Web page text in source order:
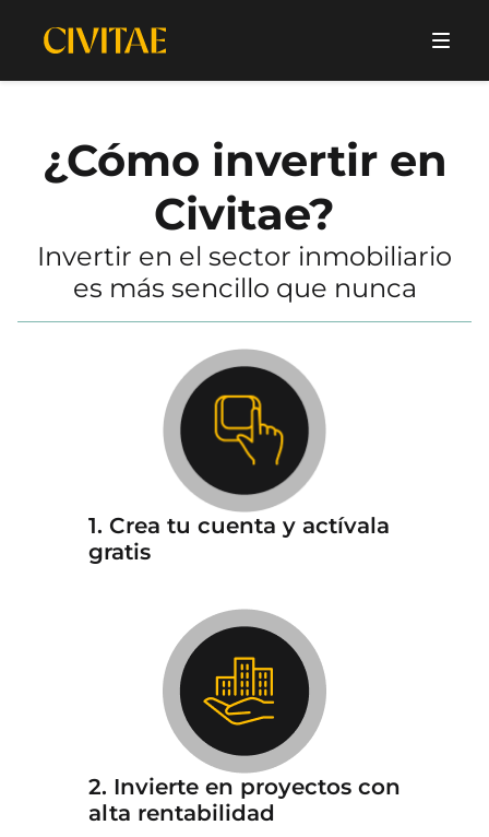
¿Cómo invertir en
Civitae?
Invertir en el sector inmobiliario
es más sencillo que nunca
1. Crea tu cuenta y actívala
gratis
2. Invierte en proyectos con
alta rentabilidad